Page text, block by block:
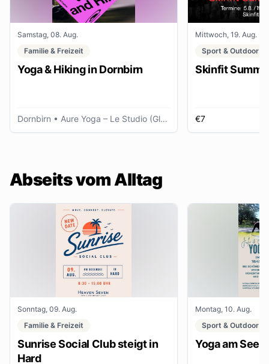
Samstag, 08. Aug.
Familie & Freizeit
Yoga & Hiking in Dornbirn
Dornbirn • Aure Yoga – Le Studio (Glöggele Haus)
Mittwoch, 19. Aug.
Sport & Outdoor
Skinfit
€7
Abseits vom Alltag
Sonntag, 09. Aug.
Familie & Freizeit
Sunrise Social Club steigt in
Hard
Montag, 10. Aug.
Sport & Outdoor
Yoga am See